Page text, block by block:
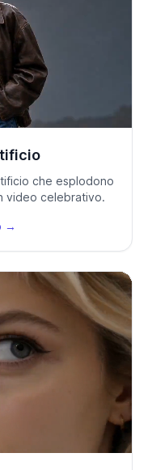
che esplodono
video celebrativo.
→